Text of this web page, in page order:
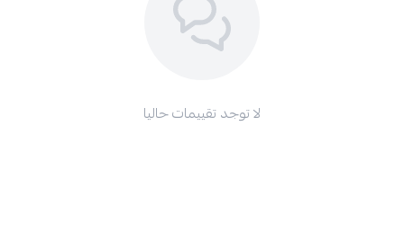
لا توجد تقييمات حاليا